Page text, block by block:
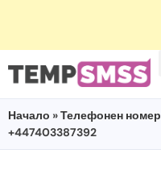
Начало »Телефонен номер
+447403387392